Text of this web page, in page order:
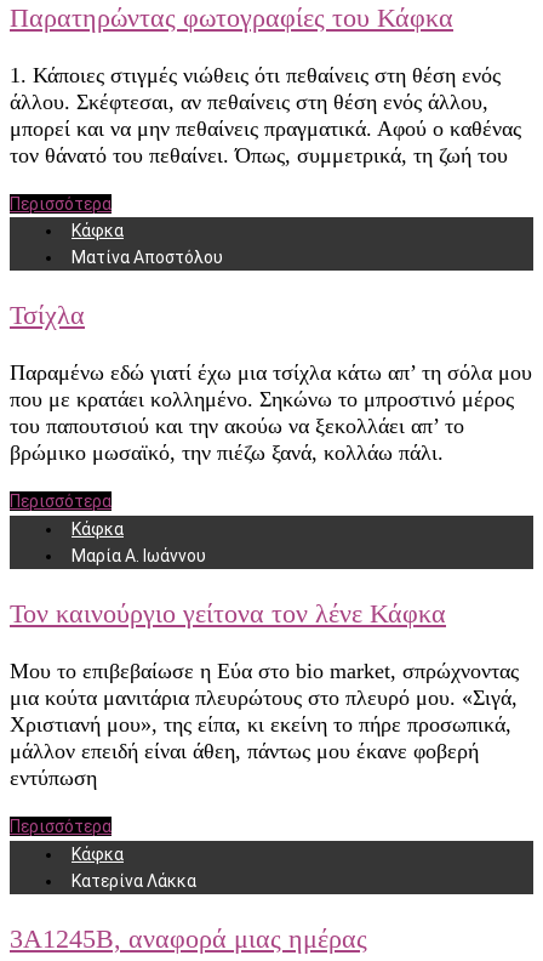
Παρατηρώντας φωτογραφίες του Κάφκα
1. Κάποιες στιγμές νιώθεις ότι πεθαίνεις στη θέση ενός
άλλου. Σκέφτεσαι, αν πεθαίνεις στη θέση ενός άλλου,
μπορεί και να μην πεθαίνεις πραγματικά. Αφού ο καθένας
τον θάνατό του πεθαίνει. Όπως, συμμετρικά, τη ζωή του
Περισσότερα
Κάφκα
Ματίνα Αποστόλου
Τσίχλα
Παραμένω εδώ γιατί έχω μια τσίχλα κάτω απ’ τη σόλα μου
που με κρατάει κολλημένο. Σηκώνω το μπροστινό μέρος
του παπουτσιού και την ακούω να ξεκολλάει απ’ το
βρώμικο μωσαϊκό, την πιέζω ξανά, κολλάω πάλι.
Περισσότερα
Κάφκα
Μαρία Α. Ιωάννου
Τον καινούργιο γείτονα τον λένε Κάφκα
Μου το επιβεβαίωσε η Eύα στο bio market, σπρώχνοντας
μια κούτα μανιτάρια πλευρώτους στο πλευρό μου. «Σιγά,
Χριστιανή μου», της είπα, κι εκείνη το πήρε προσωπικά,
μάλλον επειδή είναι άθεη, πάντως μου έκανε φοβερή
εντύπωση
Περισσότερα
Κάφκα
Κατερίνα Λάκκα
3Α1245Β, αναφορά μιας ημέρας